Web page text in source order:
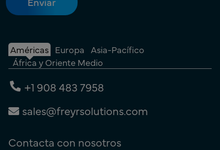
Américas Europa Asia-Pacífico
África y Oriente Medio
+1 908 483 7958
sales@freyrsolutions.com
Contacta con nosotros